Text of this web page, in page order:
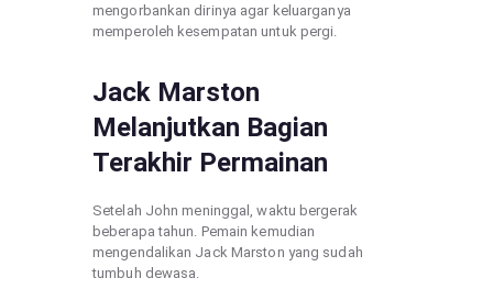
mengorbankan dirinya agar keluarganya
memperoleh kesempatan untuk pergi.
Jack Marston
Melanjutkan Bagian
Terakhir Permainan
Setelah John meninggal, waktu bergerak
beberapa tahun. Pemain kemudian
mengendalikan Jack Marston yang sudah
tumbuh dewasa.